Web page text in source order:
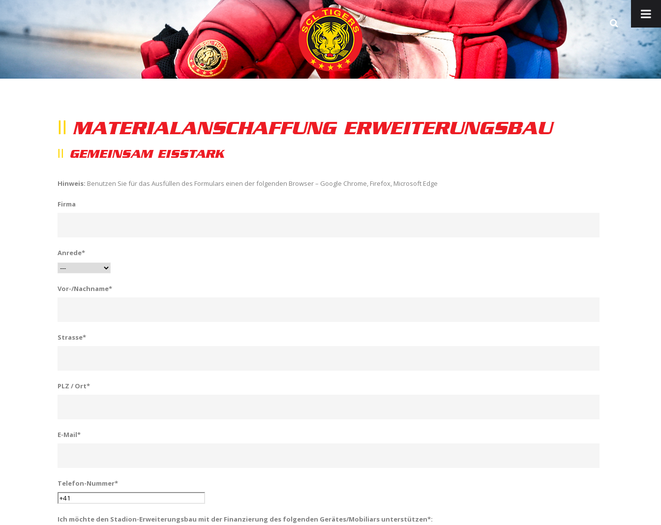
MATERIALANSCHAFFUNG ERWEITERUNGSBAU
GEMEINSAM EISSTARK
Hinweis: Benutzen Sie für das Ausfüllen des Formulars einen der folgenden Browser – Google Chrome, Firefox, Microsoft Edge
Firma
Anrede*
Vor-/Nachname*
Strasse*
PLZ / Ort*
E-Mail*
Telefon-Nummer*
Ich möchte den Stadion-Erweiterungsbau mit der Finanzierung des folgenden Gerätes/Mobiliars unterstützen*: